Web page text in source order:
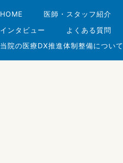
HOME 医師・スタッフ紹介
インタビュー
よくある質問
当院の医療DX推進体制整備について